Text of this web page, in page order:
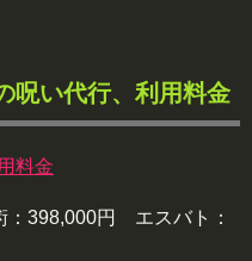
呪い代行、利用料金
料金
398,000円 エスバト：